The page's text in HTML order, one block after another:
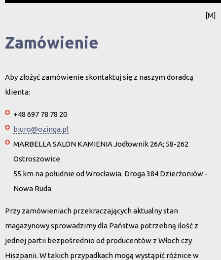
[M]
Zamówienie
Aby złożyć zamówienie skontaktuj się z naszym doradcą
klienta:
+48 697 78 78 20
biuro@ozinga.pl
MARBELLA SALON KAMIENIA Jodłownik 26A; 58-262
Ostroszowice
55 km na południe od Wrocławia. Droga 384 Dzierżoniów -
Nowa Ruda
Przy zamówieniach przekraczających aktualny stan
magazynowy sprowadzimy dla Państwa potrzebną ilość z
jednej partii bezpośrednio od producentów z Włoch czy
Hiszpanii. W takich przypadkach mogą wystąpić różnice w